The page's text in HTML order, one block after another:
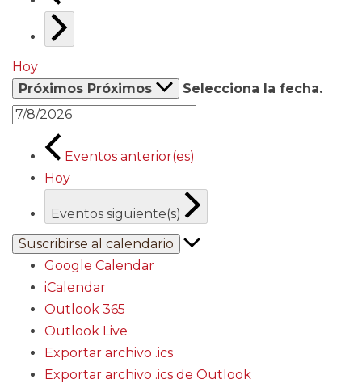
Hoy
Próximos Próximos Selecciona la fecha.
Eventos anterior(es)
Hoy
Eventos siguiente(s)
Suscribirse al calendario
Google Calendar
iCalendar
Outlook 365
Outlook Live
Exportar archivo .ics
Exportar archivo .ics de Outlook